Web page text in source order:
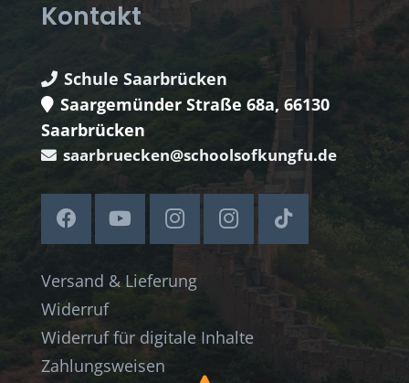
Kontakt
Schule Saarbrücken
Saargemünder Straße 68a, 66130
Saarbrücken
saarbruecken@schoolsofkungfu.de
Versand & Lieferung
Widerruf
Widerruf für digitale Inhalte
Zahlungsweisen